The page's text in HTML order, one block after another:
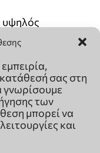
σας στη
γνωρίσουμε
των
μπορεί να
και